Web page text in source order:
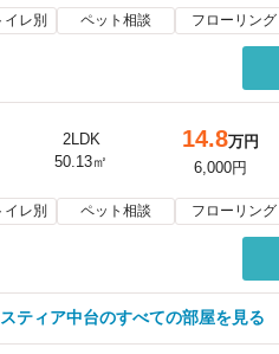
イレ別 ペット相談 フローリング
2LDK
50.13㎡
14.8万円
6,000円
イレ別 ペット相談 フローリング
ティア中台のすべての部屋を見る